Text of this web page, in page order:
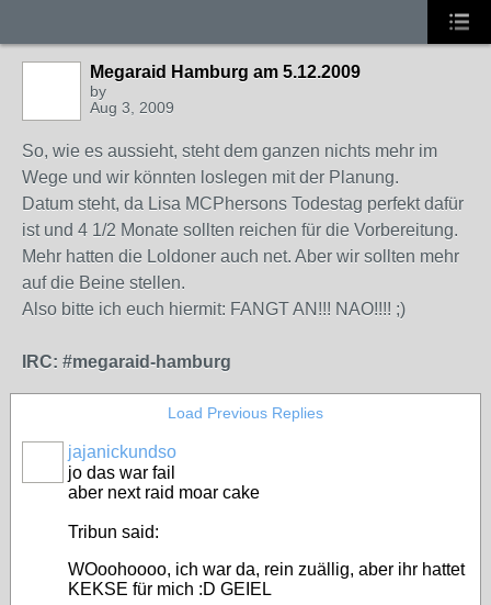
Megaraid Hamburg am 5.12.2009
by
Aug 3, 2009
So, wie es aussieht, steht dem ganzen nichts mehr im
Wege und wir könnten loslegen mit der Planung.
Datum steht, da Lisa MCPhersons Todestag perfekt dafür
ist und 4 1/2 Monate sollten reichen für die Vorbereitung.
Mehr hatten die Loldoner auch net. Aber wir sollten mehr
auf die Beine stellen.
Also bitte ich euch hiermit: FANGT AN!!! NAO!!!! ;)
IRC: #megaraid-hamburg
Load Previous Replies
jajanickundso
jo das war fail
aber next raid moar cake
Tribun said:
WOoohoooo, ich war da, rein zuällig, aber ihr hattet
KEKSE für mich :D GEIEL